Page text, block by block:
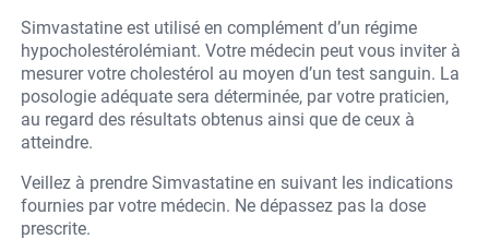
Simvastatine est utilisé en complément d’un régime
hypocholestérolémiant. Votre médecin peut vous inviter à
mesurer votre cholestérol au moyen d’un test sanguin. La
posologie adéquate sera déterminée, par votre praticien,
au regard des résultats obtenus ainsi que de ceux à
atteindre.
Veillez à prendre Simvastatine en suivant les indications
fournies par votre médecin. Ne dépassez pas la dose
prescrite.